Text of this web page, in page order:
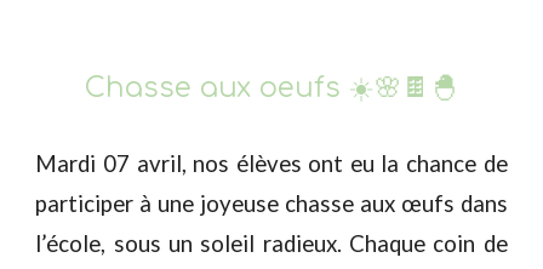
Chasse aux oeufs ☀️🌸🍫🐣
Mardi 07 avril, nos élèves ont eu la chance de
participer à une joyeuse chasse aux œufs dans
l’école, sous un soleil radieux. Chaque coin de